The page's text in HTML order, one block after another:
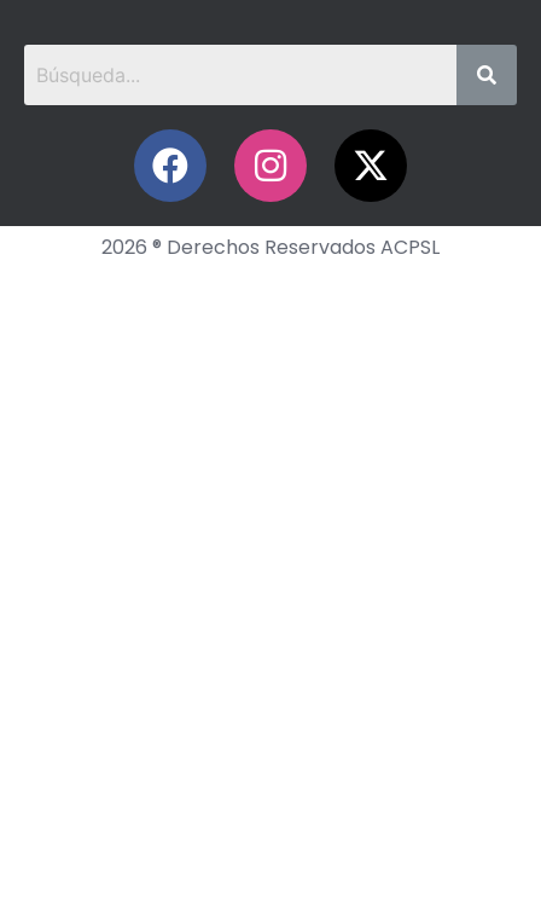
2026 ® Derechos Reservados ACPSL